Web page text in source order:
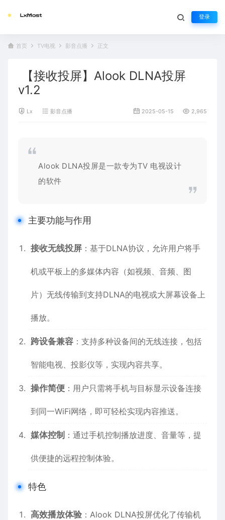
登录
首页 TV电视 影音点播 正文
【接收投屏】Alook DLNA投屏
v1.2
Lx 影音点播 2025-05-15 2,965
Alook DLNA投屏是一款专为TV 电视设计
的软件
主要功能与作用
接收无线投屏 ：基于DLNA协议，允许用户将手
机或平板上的多媒体内容（如视频、音频、图
片）无线传输到支持DLNA的电视或大屏幕设备上
播放。
跨设备兼容 ：支持多种设备间的无线连接，包括
智能电视、投影仪等，实现内容共享。
操作简便 ：用户只需将手机与目标显示设备连接
到同一WiFi网络，即可轻松实现内容推送。
媒体控制 ：通过手机控制播放进度、音量等，提
供便捷的远程控制体验。
特色
高效播放体验：Alook DLNA投屏优化了传输机